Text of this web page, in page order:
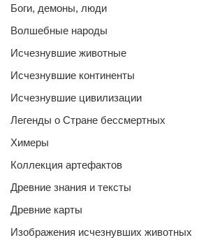
Боги, демоны, люди
Волшебные народы
Исчезнувшие животные
Исчезнувшие континенты
Исчезнувшие цивилизации
Легенды о Стране бессмертных
Химеры
Коллекция артефактов
Древние знания и тексты
Древние карты
Изображения исчезнувших животных